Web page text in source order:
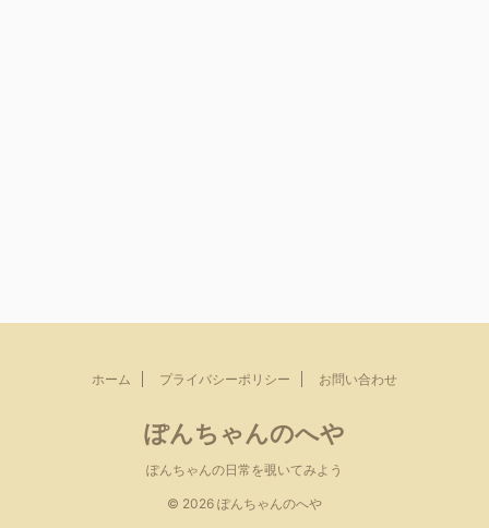
ホーム プライバシーポリシー お問い合わせ
ぽんちゃんのへや
ぽんちゃんの日常を覗いてみよう
© 2026 ぽんちゃんのへや